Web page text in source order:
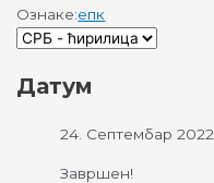
Ознаке:епк
Датум
24. Септембар 2022.
Завршен!